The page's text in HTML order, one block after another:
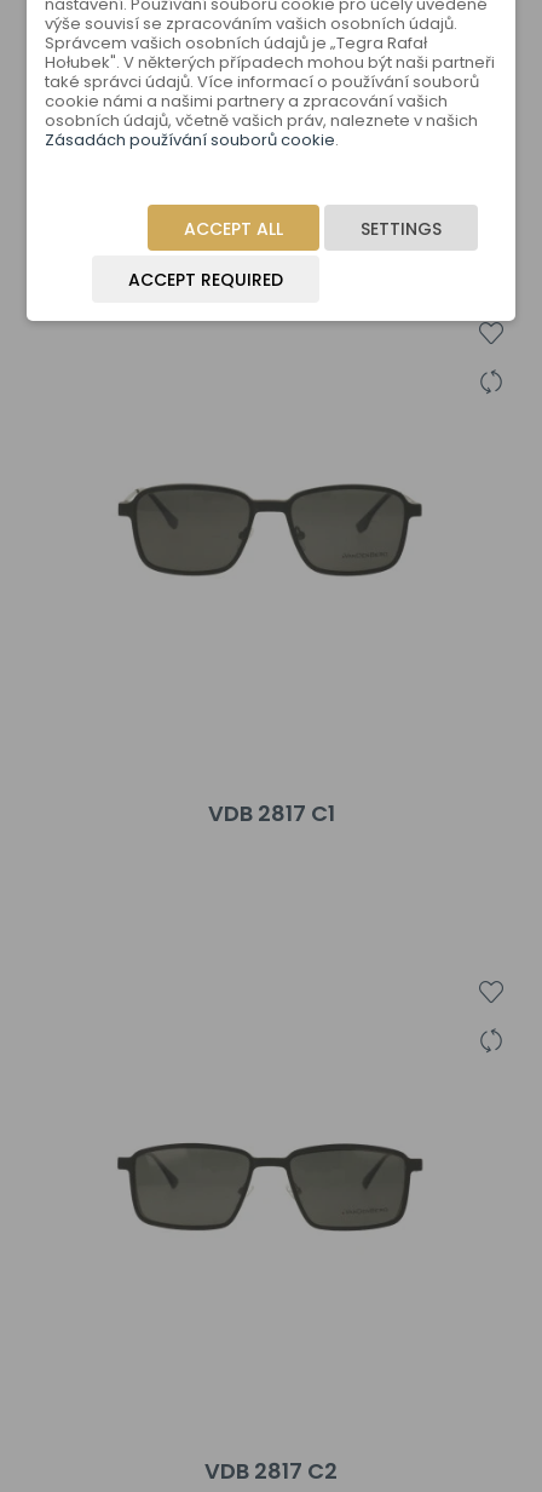
VDB 2816 C5
VDB 2817 C1
VDB 2817 C2
výše souvisí se zpracováním vašich osobních údajů.
Správcem vašich osobních údajů je „Tegra Rafał
Hołubek". V některých případech mohou být naši partneři
také správci údajů. Více informací o používání souborů
cookie námi a našimi partnery a zpracování vašich
osobních údajů, včetně vašich práv, naleznete v našich
Zásadách používání souborů cookie.
SETTINGS
ACCEPT ALL
ACCEPT REQUIRED